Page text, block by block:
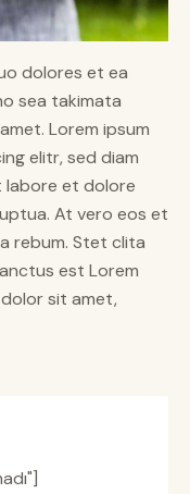
dolores et ea
sea takimata
Lorem ipsum
elitr, sed diam
labore et dolore
At vero eos et
rebum. Stet clita
est Lorem
sit amet,